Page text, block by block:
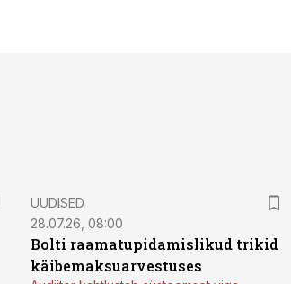
UUDISED
28.07.26, 08:00
Bolti raamatupidamislikud trikid
käibemaksuarvestuses